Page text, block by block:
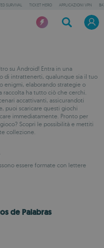
SURVIVAL TICKET HERO APPLICAZIONI VPN
su Android! Entra in una
di intrattenerti, qualunque sia il tuo
enigmi, elaborando strategie o
raccolta ha tutto ciò che cerchi.
accattivanti, assicurandoti
puoi scaricare questi giochi
immediatamente. Pronto per
Scopri le possibilità e mettiti
collezione.
essere formate con lettere
de Palabras